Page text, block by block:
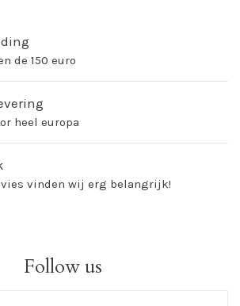
de 150 euro
heel europa
vinden wij erg belangrijk!
Follow us